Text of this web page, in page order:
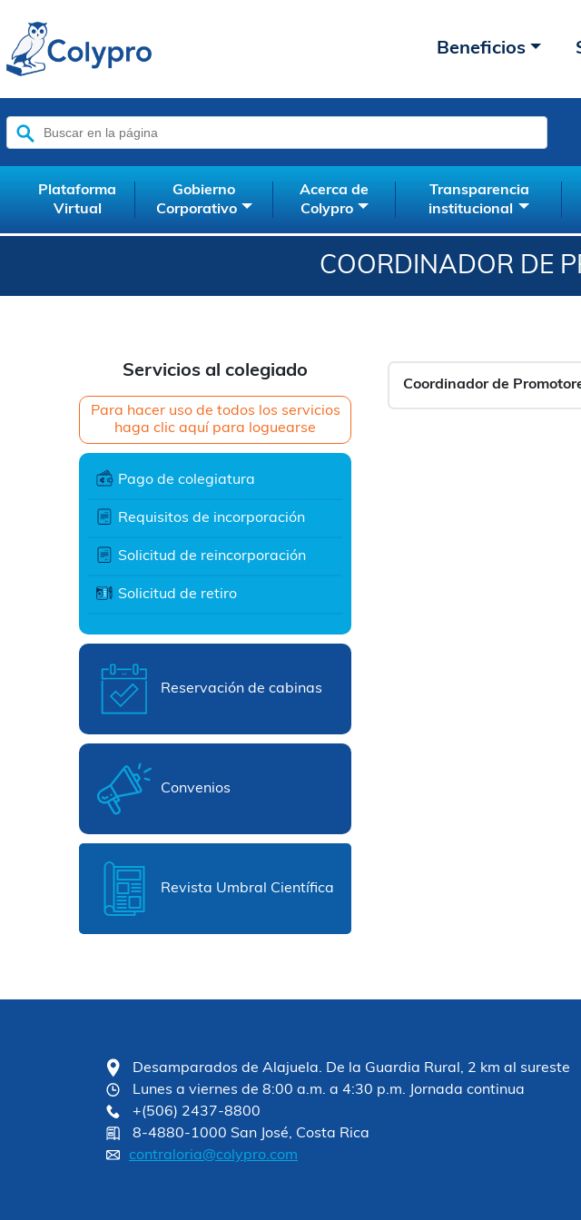
Beneficios
Buscar:
Plataforma
Virtual
Gobierno
Corporativo
Acerca de
Colypro
Transparencia
institucional
COORDINADOR DE
Servicios al colegiado
Para hacer uso de todos los servicios
haga clic aquí para loguearse
Pago de colegiatura
Requisitos de incorporación
Solicitud de reincorporación
Solicitud de retiro
Reservación de cabinas
Convenios
Revista Umbral Científica
Coordinador de
Desamparados de Alajuela. De la Guardia Rural, 2 km al sureste
Lunes a viernes de 8:00 a.m. a 4:30 p.m. Jornada continua
+(506) 2437-8800
8-4880-1000 San José, Costa Rica
contraloria@colypro.com